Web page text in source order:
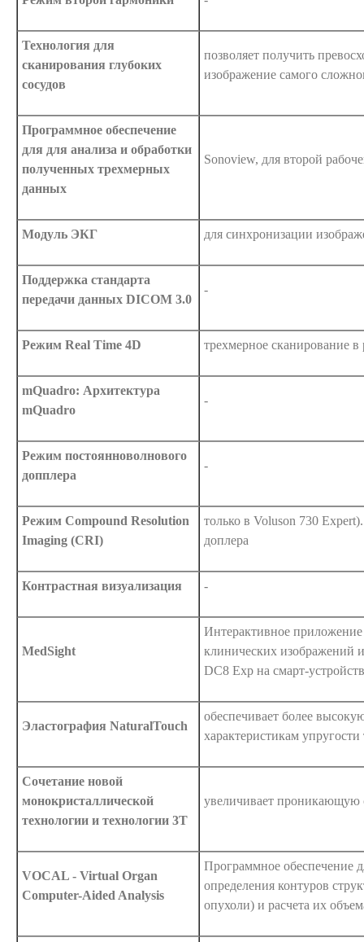
Технология для
сканирования глубоких
сосудов
позволяет получить
изображение самого
Программное обеспечение
для для анализа и обработки
полученных трехмерных
данных
Sonoview, для второй
Модуль ЭКГ для синхронизации
Поддержка стандарта
передачи данных DICOM 3.0
-
Режим Real Time 4D трехмерное сканирование
mQuadro: Архитектура
mQuadro
-
Режим постоянноволнового
допплера
-
Режим Compound Resolution
Imaging (CRI)
только в Voluson 730
доплера
Контрастная визуализация -
MedSight
Интерактивное приложение
клинических изображений
DC8 Exp на смарт-
Эластография NaturalTouch
обеспечивает более
характеристикам упругости
Сочетание новой
монокристаллической
технологии и технологии 3T
увеличивает проникающую
VOCAL - Virtual Organ
Computer-Aided Analysis
Программное обеспечение
определения контуров
опухоли) и расчета их